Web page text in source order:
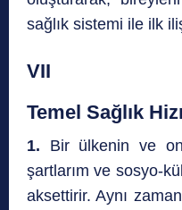
sağlık sistemi ile ilk
VII
Temel Sağlık
1. Bir ülkenin ve
şartlarım ve sosyo-
aksettirir. Aynı